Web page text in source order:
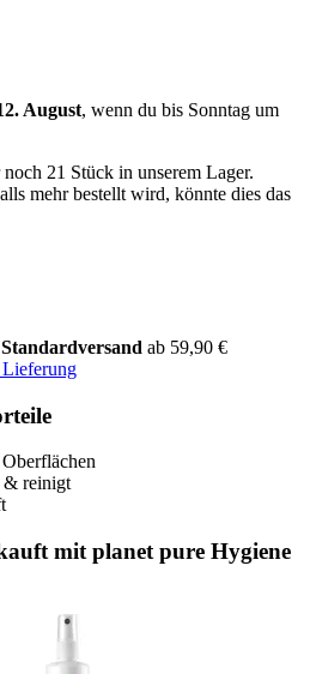
August, wenn du bis Sonntag um
21 Stück in unserem Lager.
mehr bestellt wird, könnte dies das
ab 59,90 €
& reinigt
mit planet pure Hygiene